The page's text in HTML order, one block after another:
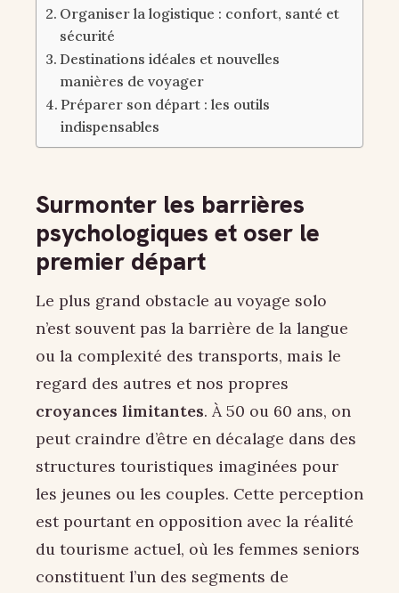
Organiser la logistique : confort, santé et
sécurité
Destinations idéales et nouvelles
manières de voyager
Préparer son départ : les outils
indispensables
Surmonter les barrières
psychologiques et oser le
premier départ
Le plus grand obstacle au voyage solo
n’est souvent pas la barrière de la langue
ou la complexité des transports, mais le
regard des autres et nos propres
croyances limitantes. À 50 ou 60 ans, on
peut craindre d’être en décalage dans des
structures touristiques imaginées pour
les jeunes ou les couples. Cette perception
est pourtant en opposition avec la réalité
du tourisme actuel, où les femmes seniors
constituent l’un des segments de